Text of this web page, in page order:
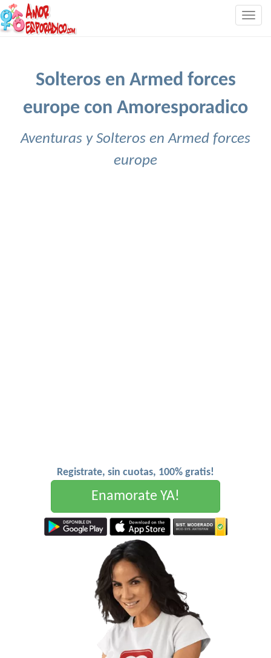
Solteros en Armed forces
europe con Amoresporadico
Aventuras y Solteros en Armed forces
europe
Registrate, sin cuotas, 100% gratis!
Enamorate YA!